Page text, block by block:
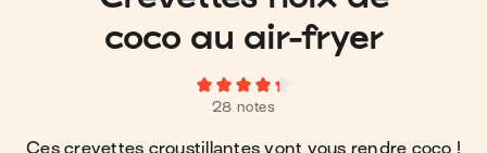
coco au air-fryer
28 notes
Ces crevettes croustillantes vont vous rendre coco !